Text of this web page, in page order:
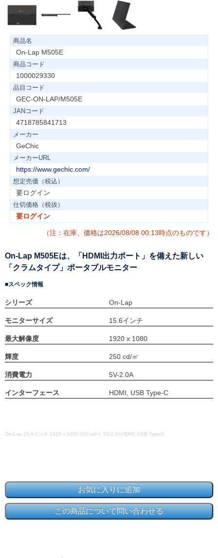
商品名
On-Lap M505E
商品コード
1000029330
品目コード
GEC-ON-LAP/M505E
JANコード
4718785841713
メーカー
GeChic
メーカーURL
https://www.gechic.com/
想定売価（税込）
要ログイン
仕切価格（税抜）
要ログイン
（注：在庫、価格は2026/08/08 00:13時点のものです）
On-Lap M505Eは、「HDMI出力ポート」を備えた新しい
「クラムタイプ」ポータブルモニター
スペック情報
シリーズ On-Lap
モニターサイズ 15.6インチ
最大解像度 1920 x 1080
輝度 250 cd/㎡
消費電力 5V-2.0A
インターフェース HDMI, USB Type-C
On-Lap 15.6インチ 1920 x 1080 250 cd/㎡ 5V-2.0A HDMI, USB Type-C